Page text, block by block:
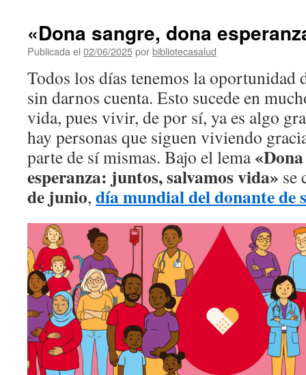
«Dona sangre, dona
Publicada el 02/06/2025porbibliotecasalud
Todos los días tenemos la oportunidad
sin darnos cuenta. Esto sucede en
vida, pues vivir, de por sí, ya es algo
hay personas que siguen viviendo
parte de sí mismas. Bajo el lema
esperanza: juntos, salvamos vida» se
de junio, día mundial del donante de